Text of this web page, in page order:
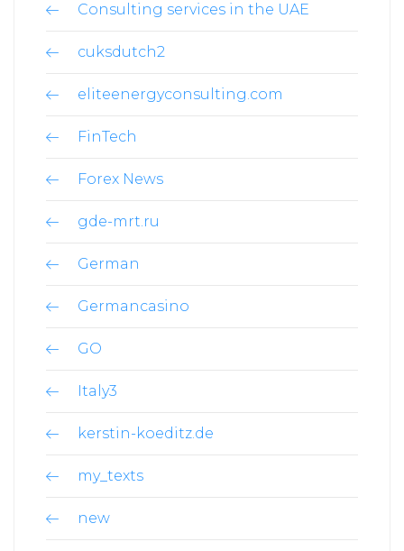
Consulting services in the UAE
cuksdutch2
eliteenergyconsulting.com
FinTech
Forex News
gde-mrt.ru
German
Germancasino
GO
Italy3
kerstin-koeditz.de
my_texts
new